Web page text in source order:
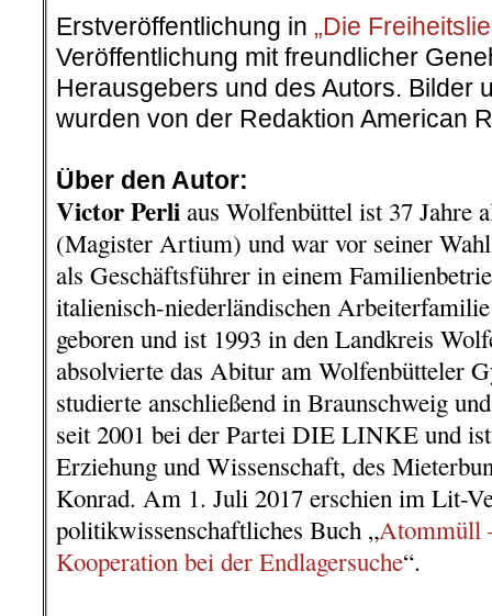
Erstveröffentlichung in „Die
Veröffentlichung mit freundlicher
Herausgebers und des Autors. Bilder
wurden von der Redaktion American
Über den Autor:
Victor Perli aus Wolfenbüttel ist 37 Jahre
(Magister Artium) und war vor seiner
als Geschäftsführer in einem
italienisch-niederländischen
geboren und ist 1993 in den Landkreis
absolvierte das Abitur am Wolfenbütteler
studierte anschließend in Braunschweig
seit 2001 bei der Partei DIE LINKE und
Erziehung und Wissenschaft, des
Konrad. Am 1. Juli 2017 erschien im Lit-
politikwissenschaftliches Buch „Atommüll
Kooperation bei der Endlagersuche“.